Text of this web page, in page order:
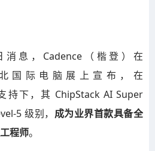
息，Cadence（楷登）在
北国际电脑展上宣布，在
持下，其 ChipStack AI Super
5 级别， 成为业界首款具备全
程师。